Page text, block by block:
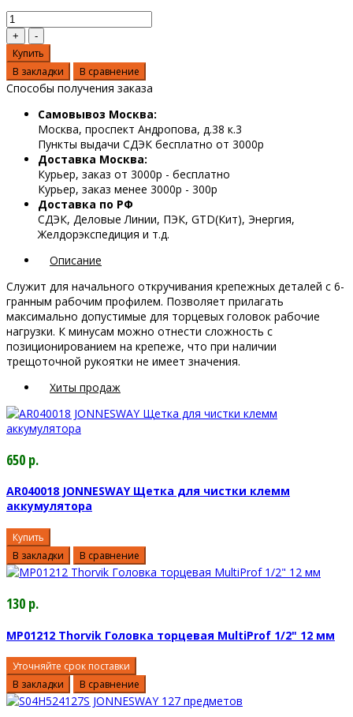
Купить
В закладки
В сравнение
Способы получения заказа
Самовывоз Москва:
Москва, проспект Андропова, д.38 к.3
Пункты выдачи СДЭК бесплатно от 3000р
Доставка Москва:
Курьер, заказ от 3000р - бесплатно
Курьер, заказ менее 3000р - 300р
Доставка по РФ
СДЭК, Деловые Линии, ПЭК, GTD(Кит), Энергия,
Желдорэкспедиция и т.д.
Описание
Служит для начального откручивания крепежных деталей с 6-
гранным рабочим профилем. Позволяет прилагать
максимально допустимые для торцевых головок рабочие
нагрузки. К минусам можно отнести сложность с
позиционированием на крепеже, что при наличии
трещоточной рукоятки не имеет значения.
Хиты продаж
650 р.
AR040018 JONNESWAY Щетка для чистки клемм
аккумулятора
Купить
В закладки
В сравнение
130 р.
MP01212 Thorvik Головка торцевая MultiProf 1/2" 12 мм
Уточняйте срок поставки
В закладки
В сравнение